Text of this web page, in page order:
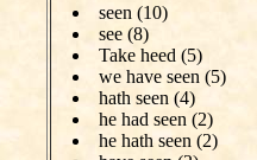
seen (10)
see (8)
Take heed (5)
we have seen (5)
hath seen (4)
he had seen (2)
he hath seen (2)